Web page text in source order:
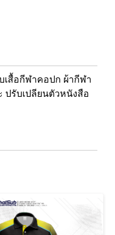
เสื้อกีฬาคอปก ผ้ากีฬา
ปรับเปลียนตัวหนังสือ